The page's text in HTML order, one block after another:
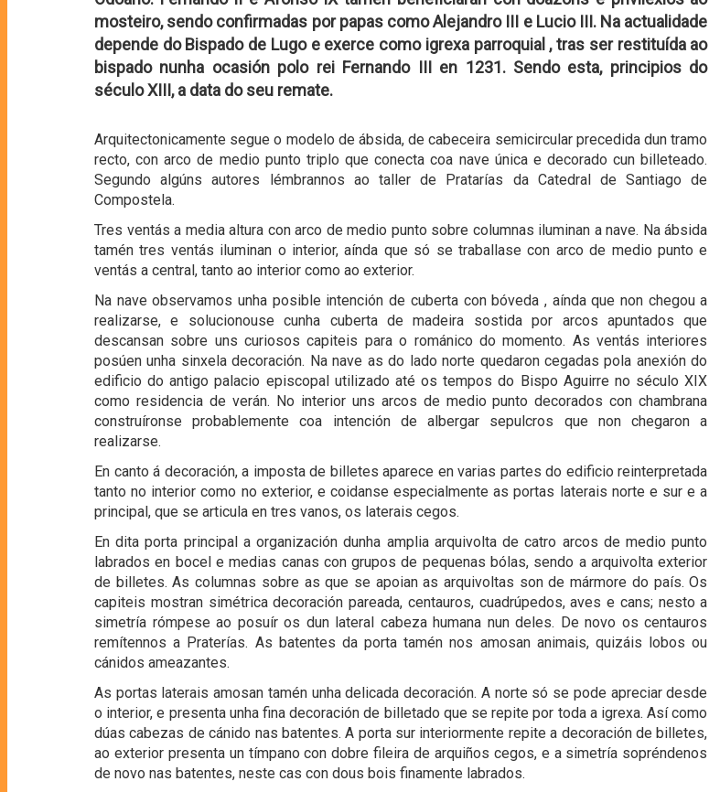
mosteiro, sendo confirmadas por papas como Alejandro III e Lucio III. Na actualidade
depende do Bispado de Lugo e exerce como igrexa parroquial , tras ser restituída ao
bispado nunha ocasión polo rei Fernando III en 1231. Sendo esta, principios do
século XIII, a data do seu remate.
Arquitectonicamente segue o modelo de ábsida, de cabeceira semicircular precedida dun tramo
recto, con arco de medio punto triplo que conecta coa nave única e decorado cun billeteado.
Segundo algúns autores lémbrannos ao taller de Pratarías da Catedral de Santiago de
Compostela.
Tres ventás a media altura con arco de medio punto sobre columnas iluminan a nave. Na ábsida
tamén tres ventás iluminan o interior, aínda que só se traballase con arco de medio punto e
ventás a central, tanto ao interior como ao exterior.
Na nave observamos unha posible intención de cuberta con bóveda , aínda que non chegou a
realizarse, e solucionouse cunha cuberta de madeira sostida por arcos apuntados que
descansan sobre uns curiosos capiteis para o románico do momento. As ventás interiores
posúen unha sinxela decoración. Na nave as do lado norte quedaron cegadas pola anexión do
edificio do antigo palacio episcopal utilizado até os tempos do Bispo Aguirre no século XIX
como residencia de verán. No interior uns arcos de medio punto decorados con chambrana
construíronse probablemente coa intención de albergar sepulcros que non chegaron a
realizarse.
En canto á decoración, a imposta de billetes aparece en varias partes do edificio reinterpretada
tanto no interior como no exterior, e coidanse especialmente as portas laterais norte e sur e a
principal, que se articula en tres vanos, os laterais cegos.
En dita porta principal a organización dunha amplia arquivolta de catro arcos de medio punto
labrados en bocel e medias canas con grupos de pequenas bólas, sendo a arquivolta exterior
de billetes. As columnas sobre as que se apoian as arquivoltas son de mármore do país. Os
capiteis mostran simétrica decoración pareada, centauros, cuadrúpedos, aves e cans; nesto a
simetría rómpese ao posuír os dun lateral cabeza humana nun deles. De novo os centauros
remítennos a Praterías. As batentes da porta tamén nos amosan animais, quizáis lobos ou
cánidos ameazantes.
As portas laterais amosan tamén unha delicada decoración. A norte só se pode apreciar desde
o interior, e presenta unha fina decoración de billetado que se repite por toda a igrexa. Así como
dúas cabezas de cánido nas batentes. A porta sur interiormente repite a decoración de billetes,
ao exterior presenta un tímpano con dobre fileira de arquiños cegos, e a simetría sopréndenos
de novo nas batentes, neste cas con dous bois finamente labrados.